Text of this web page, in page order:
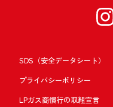
SDS（安全データシート）
プライバシーポリシー
LPガス商慣行の取組宣言